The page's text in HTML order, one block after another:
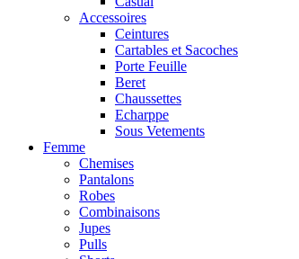
Accessoires
Ceintures
Cartables et Sacoches
Porte Feuille
Beret
Chaussettes
Echarppe
Sous Vetements
Femme
Chemises
Pantalons
Robes
Combinaisons
Jupes
Pulls